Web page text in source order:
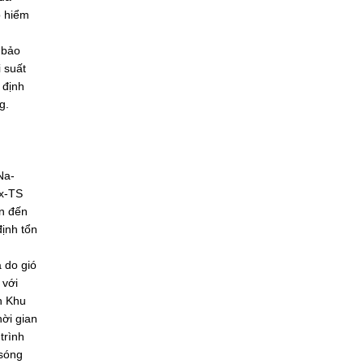
hiểm
suất
TS
đến
tổn
do gió
với
Khu
gian